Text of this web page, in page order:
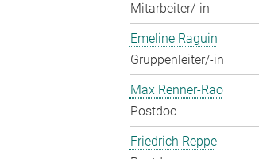
Mitarbeiter/-in
Emeline Raguin
Gruppenleiter/-in
Max Renner-Rao
Postdoc
Friedrich Reppe